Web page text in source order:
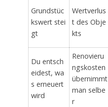
Grundstüc
kswert stei
gt
Wertverlus
t des Obje
kts
Du entsch
eidest, wa
s erneuert
wird
Renovieru
ngskosten
übernimmt
man selbe
r